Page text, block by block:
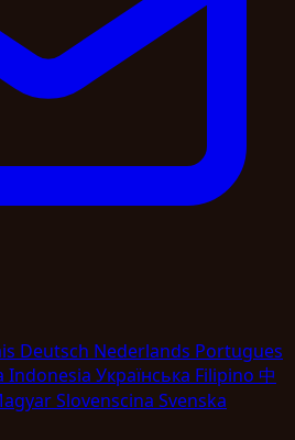
Deutsch Nederlands Portugues
Indonesia Укpaїнcькa Filipino 中
Slovenscina Svenska